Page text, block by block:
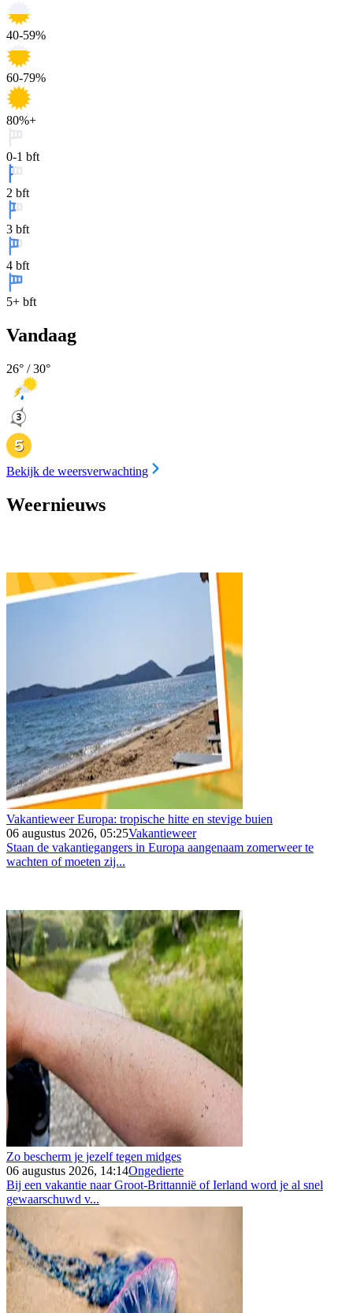
40-59%
60-79%
80%+
0-1 bft
2 bft
3 bft
4 bft
5+ bft
Vandaag
26° /30°
Bekijk de weersverwachting
Weernieuws
Vakantieweer Europa: tropische hitte en stevige buien
06 augustus 2026, 05:25Vakantieweer
Staan de vakantiegangers in Europa aangenaam zomerweer te
wachten of moeten zij...
Zo bescherm je jezelf tegen midges
06 augustus 2026, 14:14Ongedierte
Bij een vakantie naar Groot-Brittannië of Ierland word je al snel
gewaarschuwd v...